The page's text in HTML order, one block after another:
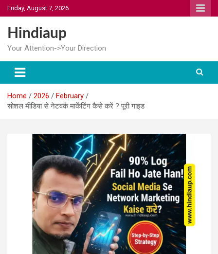
Skip
to
content
Friday, August 7, 2026
Hindiaup
Your Attention->Your Direction
Home 2026
February
सोशल मीडिया से नेटवर्क मार्केटिंग कैसे करें ? पूरी गाइड